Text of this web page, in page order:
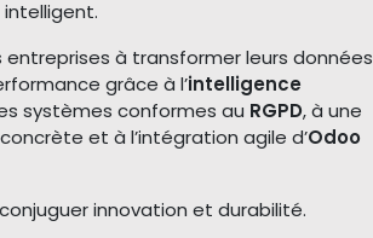
entreprises à transformer leurs données
grâce à l’intelligence
systèmes conformes au RGPD, à une
concrète et à l’intégration agile d’Odoo
innovation et durabilité.